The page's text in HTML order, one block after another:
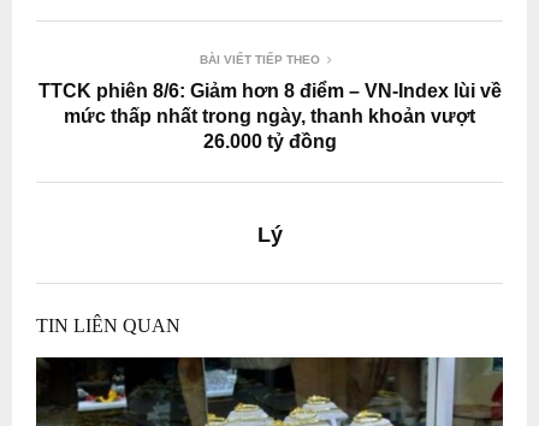
BÀI VIẾT TIẾP THEO
TTCK phiên 8/6: Giảm hơn 8 điểm – VN-Index lùi về
mức thấp nhất trong ngày, thanh khoản vượt
26.000 tỷ đồng
Lý
TIN LIÊN QUAN